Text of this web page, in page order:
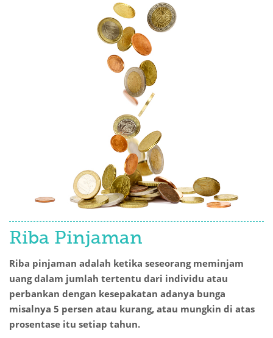
Riba Pinjaman
Riba pinjaman adalah ketika seseorang meminjam
uang dalam jumlah tertentu dari individu atau
perbankan dengan kesepakatan adanya bunga
misalnya 5 persen atau kurang, atau mungkin di atas
prosentase itu setiap tahun.